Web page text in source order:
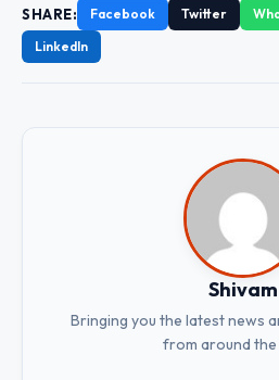
SHARE: Facebook Twitter
LinkedIn
Shivam
Bringing you the latest news
from around